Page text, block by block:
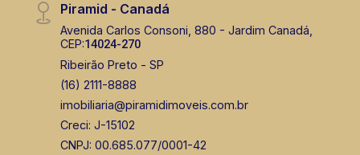
Piramid - Canadá
Avenida Carlos Consoni, 880 - Jardim Canadá,
CEP:14024-270
Ribeirão Preto - SP
(16) 2111-8888
imobiliaria@piramidimoveis.com.br
Creci: J-15102
CNPJ: 00.685.077/0001-42